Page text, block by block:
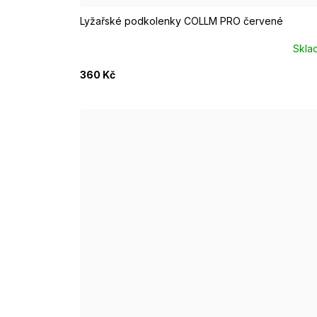
Lyžařské podkolenky COLLM PRO červené
360 Kč